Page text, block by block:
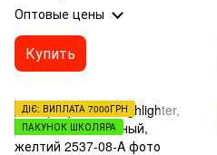
Оптовые цены
Купить
ДІЄ: ВИПЛАТА 7000ГРН
ПАКУНОК ШКОЛЯРА